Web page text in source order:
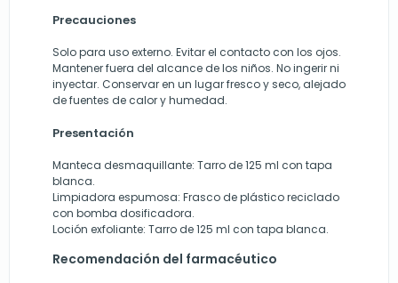
Precauciones
Solo para uso externo. Evitar el contacto con los ojos.
Mantener fuera del alcance de los niños. No ingerir ni
inyectar. Conservar en un lugar fresco y seco, alejado
de fuentes de calor y humedad.
Presentación
Manteca desmaquillante: Tarro de 125 ml con tapa
blanca.
Limpiadora espumosa: Frasco de plástico reciclado
con bomba dosificadora.
Loción exfoliante: Tarro de 125 ml con tapa blanca.
Recomendación del farmacéutico